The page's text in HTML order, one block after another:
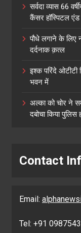
सर्वदा व्यास 66
कैंसर हॉस्पिटल एंड
पौधे लगाने के लिए
दर्दनाक क़त्ल
इश्क परिंदे ओटीटी
भवन में
अल्का को चोर ने
दबोचा किया पुलिस
Contact
Email:
Tel: +91